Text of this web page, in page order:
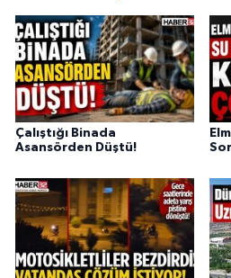
Çalıştığı Binada
Asansörden Düştü!